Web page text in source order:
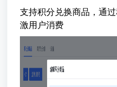
支持积分兑换商品，通
激用户消费